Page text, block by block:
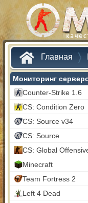
Главная
Мониторинг
Counter-Strike 1.6
CS: Condition Zero
CS: Source v34
CS: Source
CS: Global
Minecraft
Team Fortress 2
Left 4 Dead